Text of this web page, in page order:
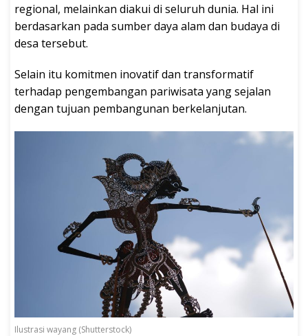
regional, melainkan diakui di seluruh dunia. Hal ini
berdasarkan pada sumber daya alam dan budaya di
desa tersebut.
Selain itu komitmen inovatif dan transformatif
terhadap pengembangan pariwisata yang sejalan
dengan tujuan pembangunan berkelanjutan.
Ilustrasi wayang (Shutterstock)